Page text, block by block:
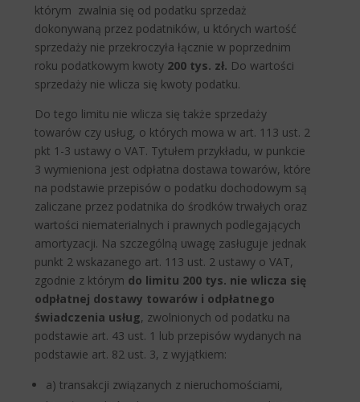
którym zwalnia się od podatku sprzedaż
dokonywaną przez podatników, u których wartość
sprzedaży nie przekroczyła łącznie w poprzednim
roku podatkowym kwoty 200 tys. zł. Do wartości
sprzedaży nie wlicza się kwoty podatku.
Do tego limitu nie wlicza się także sprzedaży
towarów czy usług, o których mowa w art. 113 ust. 2
pkt 1-3 ustawy o VAT. Tytułem przykładu, w punkcie
3 wymieniona jest odpłatna dostawa towarów, które
na podstawie przepisów o podatku dochodowym są
zaliczane przez podatnika do środków trwałych oraz
wartości niematerialnych i prawnych podlegających
amortyzacji. Na szczególną uwagę zasługuje jednak
punkt 2 wskazanego art. 113 ust. 2 ustawy o VAT,
zgodnie z którym do limitu 200 tys. nie wlicza się
odpłatnej dostawy towarów i odpłatnego
świadczenia usług, zwolnionych od podatku na
podstawie art. 43 ust. 1 lub przepisów wydanych na
podstawie art. 82 ust. 3, z wyjątkiem:
a) transakcji związanych z nieruchomościami,